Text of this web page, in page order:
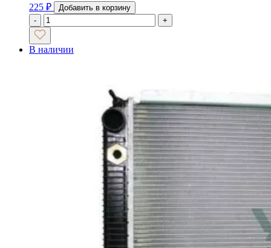
225 ₽
Добавить в корзину
-
+
В наличии